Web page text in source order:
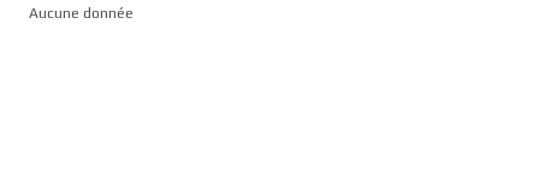
Aucune donnée